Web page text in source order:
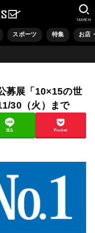
スポーツ 特集 お店
SEARCH
募展「10×15の世
30（火）まで
送る Pocket